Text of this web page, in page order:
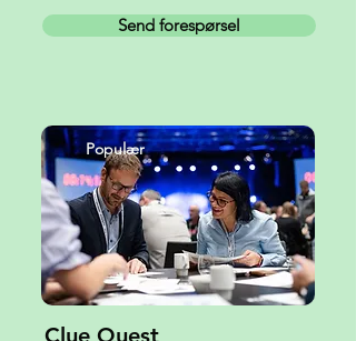
Populær
Clue Quest
Send forespørsel